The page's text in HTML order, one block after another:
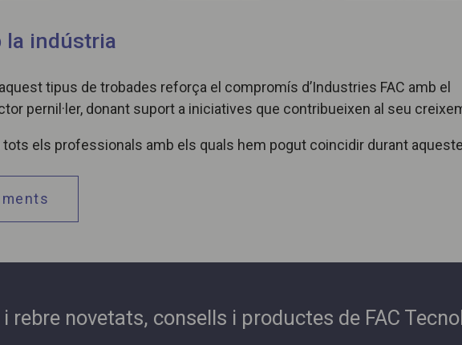
la indústria
tipus de trobades reforça el compromís d’Industries FAC amb el
pernil·ler, donant suport a iniciatives que contribueixen al seu
tots els professionals amb els quals hem pogut coincidir durant
rebre novetats, consells i productes de FAC